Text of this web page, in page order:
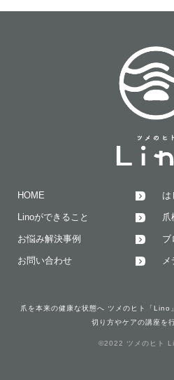
HOME は
Linoができること 爪
お悩み解決事例 ブ
お問い合わせ
爪を本来の健康な状態へ ツメのヒト「Lino
切り方やケアの講座を
©2022 ツメのヒト